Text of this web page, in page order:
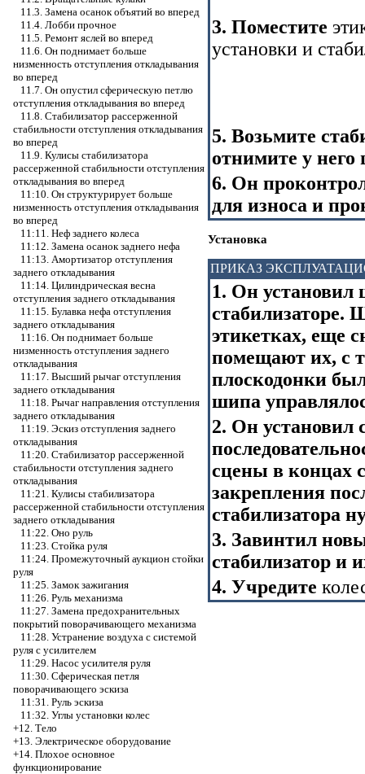
11.3. Замена осанок объятий во вперед
11.4. Лобби прочное
11.5. Ремонт яслей во вперед
11.6. Он поднимает больше
низменность отступления откладывания
во вперед
11.7. Он опустил сферическую петлю
отступления откладывания во вперед
11.8. Стабилизатор рассерженной
стабильности отступления откладывания
во вперед
11.9. Кулисы стабилизатора
рассерженной стабильности отступления
откладывания во вперед
11:10. Он структурирует больше
низменность отступления откладывания
во вперед
11:11. Неф заднего колеса
11:12. Замена осанок заднего нефа
11:13. Амортизатор отступления
заднего откладывания
11:14. Цилиндрическая весна
отступления заднего откладывания
11:15. Булавка нефа отступления
заднего откладывания
11:16. Он поднимает больше
низменность отступления заднего
откладывания
11:17. Высший рычаг отступления
заднего откладывания
11:18. Рычаг направления отступления
заднего откладывания
11:19. Эскиз отступления заднего
откладывания
11:20. Стабилизатор рассерженной
стабильности отступления заднего
откладывания
11:21. Кулисы стабилизатора
рассерженной стабильности отступления
заднего откладывания
11:22. Оно руль
11:23. Стойка руля
11:24. Промежуточный аукцион стойки
руля
11:25. Замок зажигания
11:26. Руль механизма
11:27. Замена предохранительных
покрытий поворачивающего механизма
11:28. Устранение воздуха с системой
руля с усилителем
11:29. Насос усилителя руля
11:30. Сферическая петля
поворачивающего эскиза
11:31. Руль эскиза
11:32. Углы установки колес
+12. Тело
+13. Электрическое оборудование
+14. Плохое основное
функционирование
3. Поместите
установки и
5. Возьмите
отнимите у
6. Он
для износа и
Установка
ПРИКАЗ
1. Он
стабилизаторе.
этикетках, еще
помещают их, с
плоскодонки
шипа
2. Он установил
сцены в концах
закрепления
стабилизатора
3. Завинтил
стабилизатор и
4. Учредите